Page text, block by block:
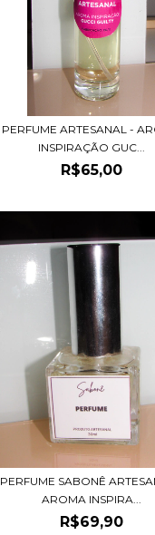
PERFUME ARTESANAL -
INSPIRAÇÃO GUC...
R$65,00
PERFUME SABONÊ
AROMA INSPIRA...
R$69,90